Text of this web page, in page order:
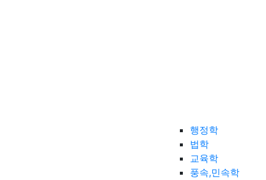
행정학
법학
교육학
풍속,민속학